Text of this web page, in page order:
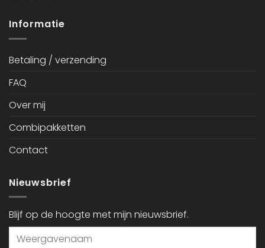
Informatie
Betaling / verzending
FAQ
Over mij
Combipakketten
Contact
Nieuwsbrief
Blijf op de hoogte met mijn nieuwsbrief.